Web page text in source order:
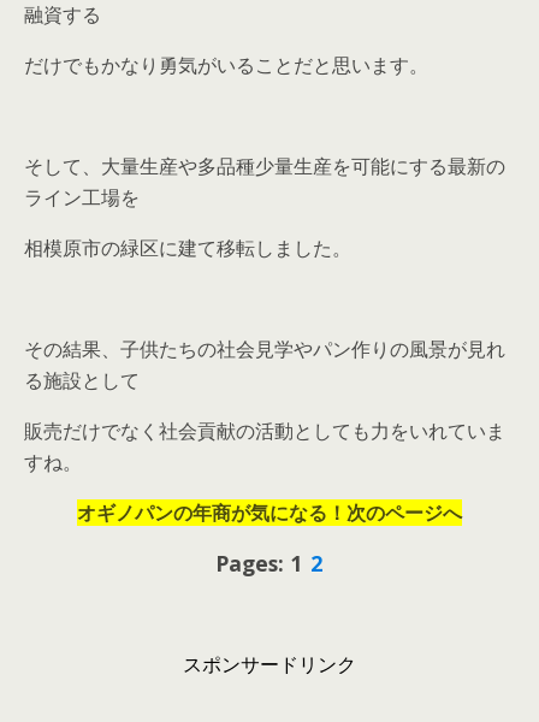
融資する
だけでもかなり勇気がいることだと思います。
そして、大量生産や多品種少量生産を可能にする最新の
ライン工場を
相模原市の緑区に建て移転しました。
その結果、子供たちの社会見学やパン作りの風景が見れ
る施設として
販売だけでなく社会貢献の活動としても力をいれていま
すね。
オギノパンの年商が気になる！次のページへ
Pages: 1 2
スポンサードリンク